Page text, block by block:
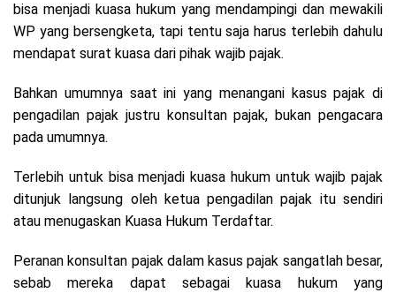
bisa menjadi kuasa hukum yang mendampingi dan mewakili
WP yang bersengketa, tapi tentu saja harus terlebih dahulu
mendapat surat kuasa dari pihak wajib pajak.
Bahkan umumnya saat ini yang menangani kasus pajak di
pengadilan pajak justru konsultan pajak, bukan pengacara
pada umumnya.
Terlebih untuk bisa menjadi kuasa hukum untuk wajib pajak
ditunjuk langsung oleh ketua pengadilan pajak itu sendiri
atau menugaskan Kuasa Hukum Terdaftar.
Peranan konsultan pajak dalam kasus pajak sangatlah besar,
sebab mereka dapat sebagai kuasa hukum yang